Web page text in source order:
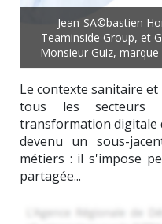
Jean-SÃ©bastien
Teaminside Group, et
Monsieur Guiz,
Le contexte sanitaire
tous les secteurs
transformation digitale
devenu un sous-
métiers : il s'impose
partagée...